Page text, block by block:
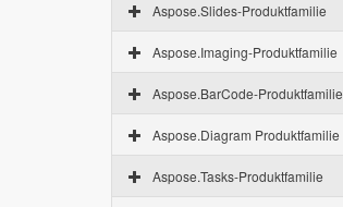
Aspose.Slides-Produktfamilie
Aspose.Imaging-Produktfamilie
Aspose.BarCode-Produktfamilie
Aspose.Diagram Produktfamilie
Aspose.Tasks-Produktfamilie